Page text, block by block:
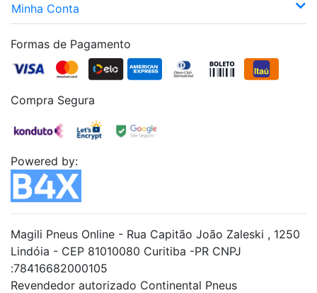
Minha Conta
Formas de Pagamento
Compra Segura
Powered by:
Magili Pneus Online - Rua Capitão João Zaleski , 1250
Lindóia - CEP 81010080 Curitiba -PR CNPJ
:78416682000105
Revendedor autorizado Continental Pneus